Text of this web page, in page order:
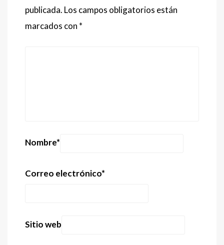
publicada. Los campos obligatorios están
marcados con *
Nombre*
Correo electrónico*
Sitio web